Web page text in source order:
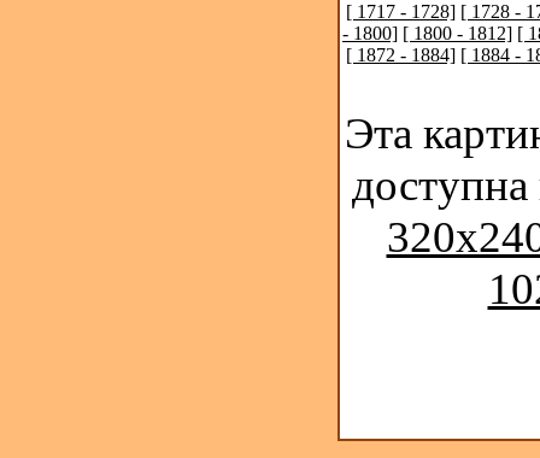
[ 1717 - 1728] [ 1728 -
- 1800] [ 1800 - 1812] [
[ 1872 - 1884] [ 1884 -
Эта